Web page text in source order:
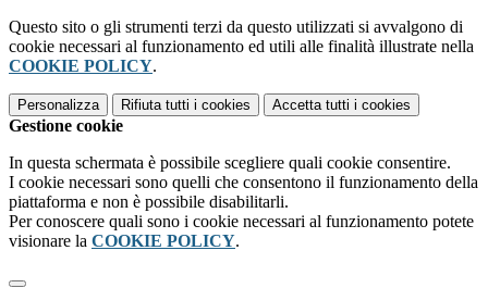
Questo sito o gli strumenti terzi da questo utilizzati si avvalgono di
cookie necessari al funzionamento ed utili alle finalità illustrate nella
COOKIE POLICY.
Personalizza Rifiuta tutti i cookies Accetta tutti i cookies
Gestione cookie
In questa schermata è possibile scegliere quali cookie consentire.
I cookie necessari sono quelli che consentono il funzionamento della
piattaforma e non è possibile disabilitarli.
Per conoscere quali sono i cookie necessari al funzionamento potete
visionare la COOKIE POLICY.